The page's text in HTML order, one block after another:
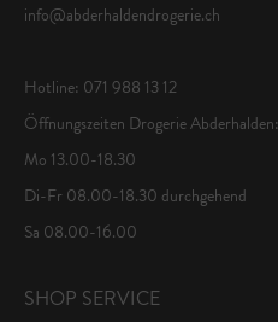
info@abderhaldendrogerie.ch
Hotline: 071 988 13 12
Öffnungszeiten Drogerie Abderhalden:
Mo 13.00-18.30
Di-Fr 08.00-18.30 durchgehend
Sa 08.00-16.00
SHOP SERVICE